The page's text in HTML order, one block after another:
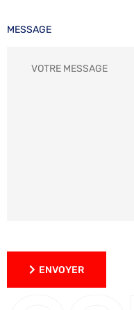
MESSAGE
ENVOYER